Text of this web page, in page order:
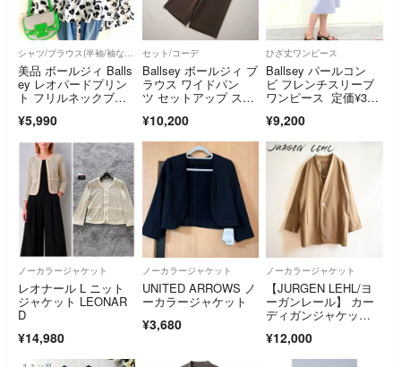
シャツ/ブラウス(半袖/袖なし)
美品 ボールジィ Balls
ey レオパードプリン
ト フリルネックブラ
¥5,990
セット/コーデ
Ballsey ボールジィ ブ
ラウス ワイドパン
ツ セットアップ スト
¥10,200
ひざ丈ワンピース
Ballsey パールコン
ビ フレンチスリーブ
ワンピース 定価¥352
¥9,200
ノーカラージャケット
レオナール L ニット
ジャケット LEONAR
D
¥14,980
ノーカラージャケット
UNITED ARROWS ノ
ーカラージャケット
¥3,680
ノーカラージャケット
【JURGEN LEHL/ヨ
ーガンレール】 カー
ディガンジャケッ
イズ ヴィンテージ
¥12,000